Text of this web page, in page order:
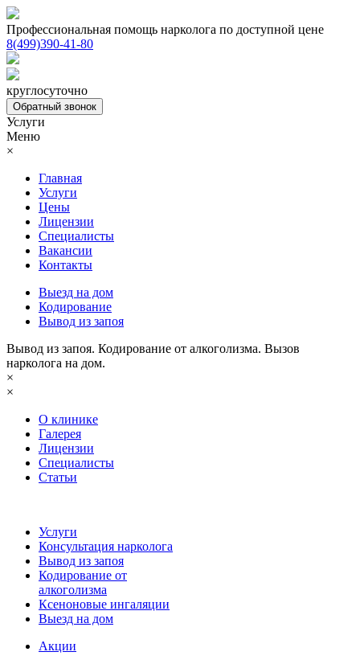
Профессиональная помощь нарколога по доступной цене
8(499)390-41-80
круглосуточно
Обратный звонок
Услуги
Меню
×
Главная
Услуги
Цены
Лицензии
Специалисты
Вакансии
Контакты
Выезд на дом
Кодирование
Вывод из запоя
Вывод из запоя. Кодирование от алкоголизма. Вызов
нарколога на дом.
×
×
О клинике
Галерея
Лицензии
Специалисты
Статьи
Услуги
Консультация нарколога
Вывод из запоя
Кодирование от
алкоголизма
Ксеноновые ингаляции
Выезд на дом
Акции